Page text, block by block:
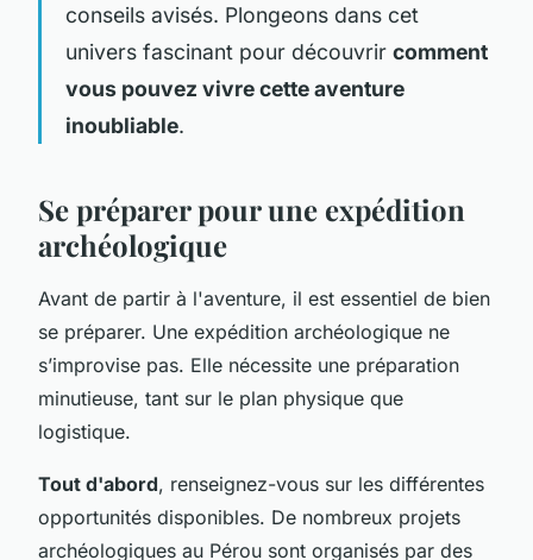
conseils avisés. Plongeons dans cet
univers fascinant pour découvrir comment
vous pouvez vivre cette aventure
inoubliable.
Se préparer pour une expédition
archéologique
Avant de partir à l'aventure, il est essentiel de bien
se préparer. Une expédition archéologique ne
s’improvise pas. Elle nécessite une préparation
minutieuse, tant sur le plan physique que
logistique.
Tout d'abord, renseignez-vous sur les différentes
opportunités disponibles. De nombreux projets
archéologiques au Pérou sont organisés par des